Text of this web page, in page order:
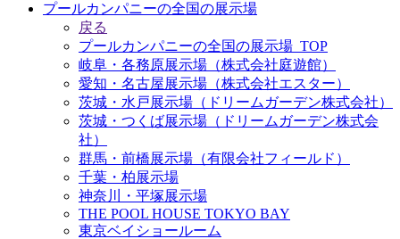
プールカンパニーの全国の展示場
戻る
プールカンパニーの全国の展示場_TOP
岐阜・各務原展示場（株式会社庭遊館）
愛知・名古屋展示場（株式会社エスター）
茨城・水戸展示場（ドリームガーデン株式会社）
茨城・つくば展示場（ドリームガーデン株式会
社）
群馬・前橋展示場（有限会社フィールド）
千葉・柏展示場
神奈川・平塚展示場
THE POOL HOUSE TOKYO BAY
東京ベイショールーム